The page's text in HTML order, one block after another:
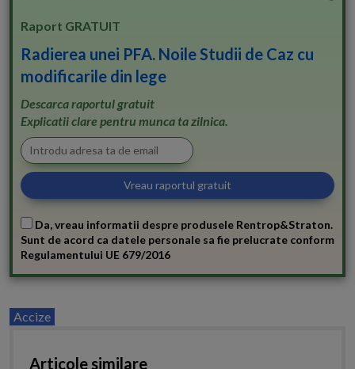
Raport GRATUIT
Radierea unei PFA. Noile Studii de Caz cu
modificarile din lege
Descarca raportul gratuit
Explicatii clare pentru munca ta zilnica.
Da, vreau informatii despre produsele Rentrop&Straton.
Sunt de acord ca datele personale sa fie prelucrate conform
Regulamentului UE 679/2016
Accize
Articole similare